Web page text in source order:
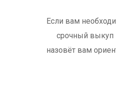
Если вам
срочный выкуп
назовёт вам